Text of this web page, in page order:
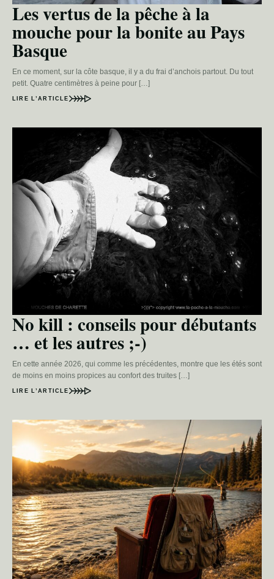
Les vertus de la pêche à la
mouche pour la bonite au Pays
Basque
En ce moment, sur la côte basque, il y a du frai d’anchois partout. Du tout
petit. Quatre centimètres à peine pour […]
LIRE L’ARTICLE
No kill : conseils pour débutants
… et les autres ;-)
En cette année 2026, qui comme les précédentes, montre que les étés sont
de moins en moins propices au confort des truites […]
LIRE L’ARTICLE